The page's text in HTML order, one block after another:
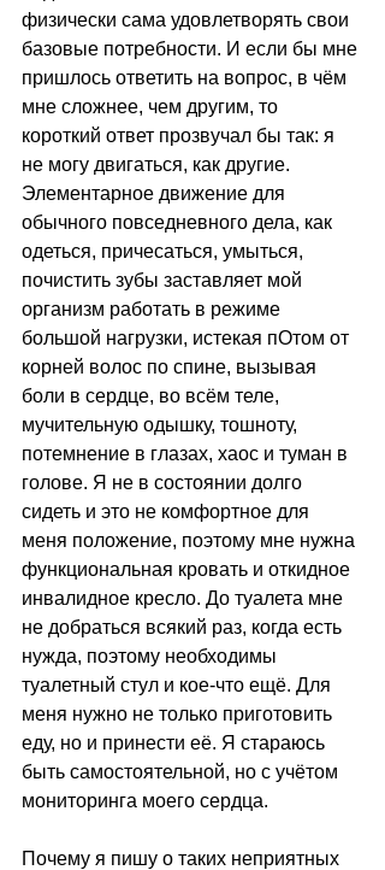
физически сама удовлетворять свои
базовые потребности. И если бы мне
пришлось ответить на вопрос, в чём
мне сложнее, чем другим, то
короткий ответ прозвучал бы так: я
не могу двигаться, как другие.
Элементарное движение для
обычного повседневного дела, как
одеться, причесаться, умыться,
почистить зубы заставляет мой
организм работать в режиме
большой нагрузки, истекая пОтом от
корней волос по спине, вызывая
боли в сердце, во всём теле,
мучительную одышку, тошноту,
потемнение в глазах, хаос и туман в
голове. Я не в состоянии долго
сидеть и это не комфортное для
меня положение, поэтому мне нужна
функциональная кровать и откидное
инвалидное кресло. До туалета мне
не добраться всякий раз, когда есть
нужда, поэтому необходимы
туалетный стул и кое-что ещё. Для
меня нужно не только приготовить
еду, но и принести её. Я стараюсь
быть самостоятельной, но с учётом
мониторинга моего сердца.
Почему я пишу о таких неприятных